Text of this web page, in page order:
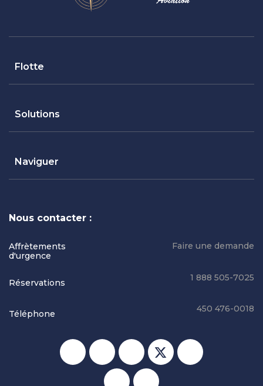
Flotte
Solutions
Naviguer
Nous contacter :
Affrètements
d'urgence
Faire une demande
Réservations
1 888 505-7025
Téléphone
450 476-0018
Réseaux sociaux